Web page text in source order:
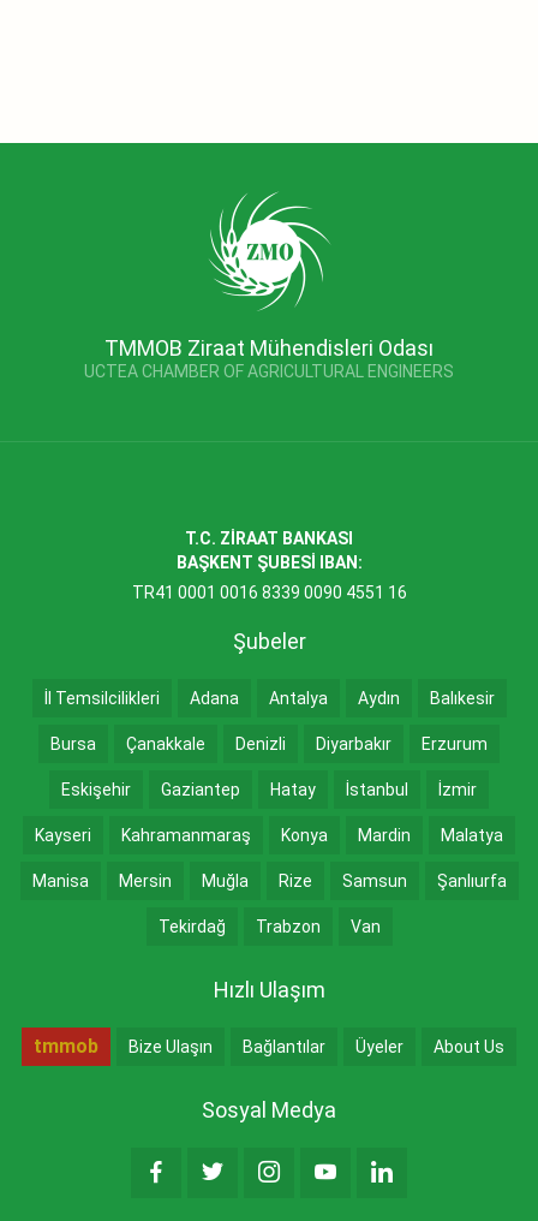
TMMOB Ziraat Mühendisleri Odası
UCTEA CHAMBER OF AGRICULTURAL ENGINEERS
T.C. ZİRAAT BANKASI
BAŞKENT ŞUBESİ IBAN:
TR41 0001 0016 8339 0090 4551 16
Şubeler
İl Temsilcilikleri Adana Antalya Aydın Balıkesir
Bursa Çanakkale Denizli Diyarbakır Erzurum
Eskişehir Gaziantep Hatay İstanbul İzmir
Kayseri Kahramanmaraş Konya Mardin Malatya
Manisa Mersin Muğla Rize Samsun Şanlıurfa
Tekirdağ Trabzon Van
Hızlı Ulaşım
tmmob Bize Ulaşın Bağlantılar Üyeler About Us
Sosyal Medya